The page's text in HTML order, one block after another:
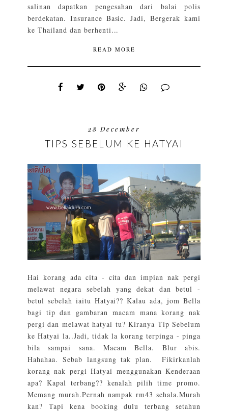
salinan dapatkan pengesahan dari balai polis
berdekatan. Insurance Basic. Jadi, Bergerak kami
ke Thailand dan berhenti...
READ MORE
28 December
TIPS SEBELUM KE HATYAI
Hai korang ada cita - cita dan impian nak pergi
melawat negara sebelah yang dekat dan betul -
betul sebelah iaitu Hatyai?? Kalau ada, jom Bella
bagi tip dan gambaran macam mana korang nak
pergi dan melawat hatyai tu? Kiranya Tip Sebelum
ke Hatyai la..Jadi, tidak la korang terpinga - pinga
bila sampai sana. Macam Bella. Blur abis.
Hahahaa. Sebab langsung tak plan. Fikirkanlah
korang nak pergi Hatyai menggunakan Kenderaan
apa? Kapal terbang?? kenalah pilih time promo.
Memang murah.Pernah nampak rm43 sehala.Murah
kan? Tapi kena booking dulu terbang setahun